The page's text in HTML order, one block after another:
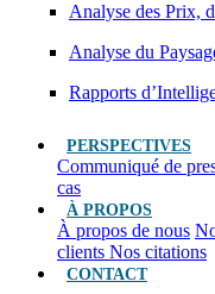
Analyse des Prix,
Analyse du
Rapports
PERSPECTIVES
Communiqué de
cas
À PROPOS
À propos de nous
clients Nos citations
CONTACT